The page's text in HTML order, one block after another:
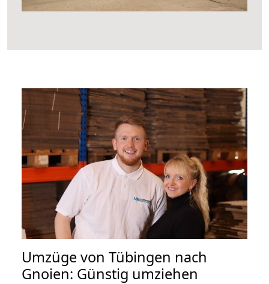
Umzüge von Tübingen nach
Gnoien: Günstig umziehen